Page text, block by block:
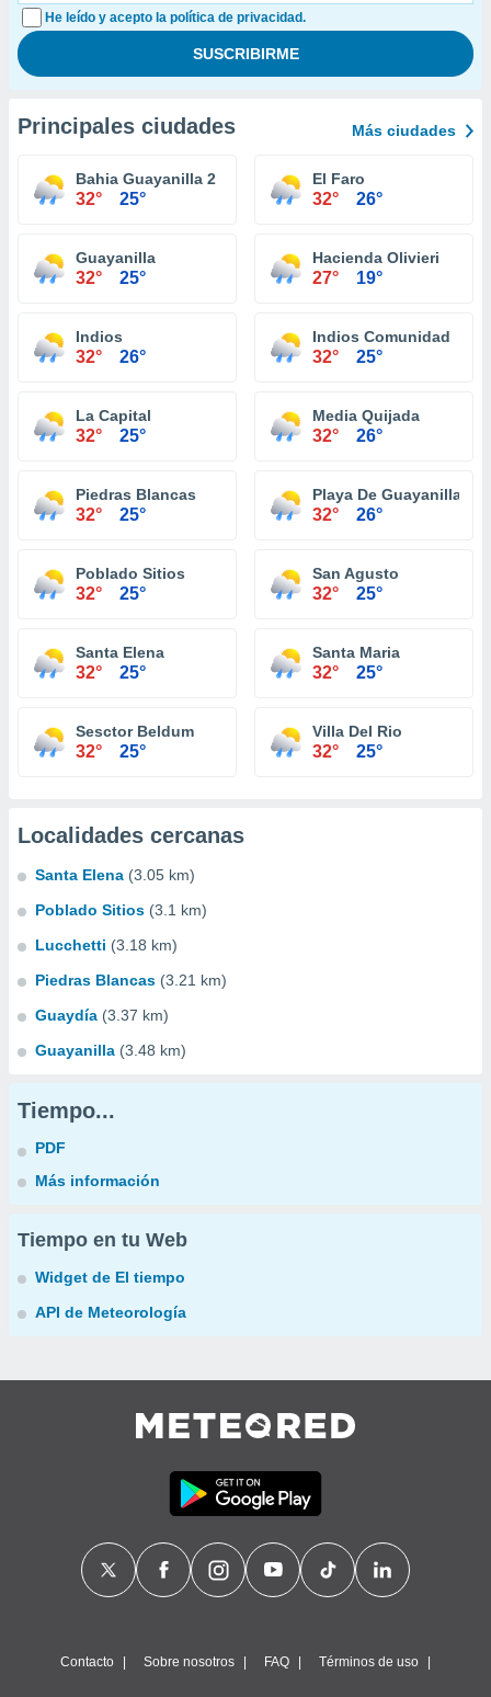
He leído y acepto la política de privacidad.
Principales ciudades Más ciudades
Bahia Guayanilla 2
32° 25°
El Faro
32° 26°
Guayanilla
32° 25°
Hacienda Olivieri
27° 19°
Indios
32° 26°
Indios Comunidad
32° 25°
La Capital
32° 25°
Media Quijada
32° 26°
Piedras Blancas
32° 25°
Playa De Guayanilla
32° 26°
Poblado Sitios
32° 25°
San Agusto
32° 25°
Santa Elena
32° 25°
Santa Maria
32° 25°
Sesctor Beldum
32° 25°
Villa Del Rio
32° 25°
Localidades cercanas
Santa Elena (3.05 km)
Poblado Sitios (3.1 km)
Lucchetti (3.18 km)
Piedras Blancas (3.21 km)
Guaydía (3.37 km)
Guayanilla (3.48 km)
Tiempo...
PDF
Más información
Tiempo en tu Web
Widget de El tiempo
API de Meteorología
Contacto Sobre nosotros FAQ Términos de uso